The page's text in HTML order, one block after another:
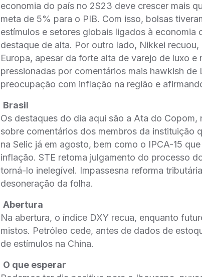
economia do país no 2S23 deve crescer mais
meta de 5% para o PIB. Com isso, bolsas
estímulos e setores globais ligados à economia
destaque de alta. Por outro lado, Nikkei
Europa, apesar da forte alta de varejo de luxo
pressionadas por comentários mais hawkish
preocupação com inflação na região e
Brasil
Os destaques do dia aqui são a Ata do
sobre comentários dos membros da instituição
na Selic já em agosto, bem como o IPCA-15
inflação. STE retoma julgamento do processo
torná-lo inelegível. Impassesna reforma
desoneração da folha.
Abertura
Na abertura, o índice DXY recua, enquanto
mistos. Petróleo cede, antes de dados de
de estímulos na China.
O que esperar